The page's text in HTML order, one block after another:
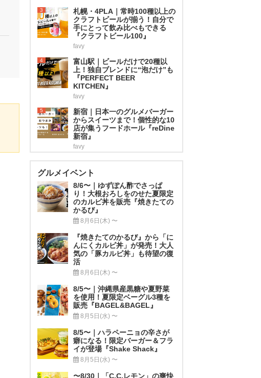
3
札幌・4PLA｜常時100種以上の
クラフトビールが揃う！自分で
手にとって飲み比べもできる
『クラフトビール100』
favy
4
富山駅｜ビールだけで20種以
上！独自ブレンドに“泡だけ”も
『PERFECT BEER
KITCHEN』
favy
5
新宿｜日本一のグルメバーガー
からスイーツまで！個性的な10
店が集うフードホール『reDine
新宿』
favy
グルメイベント
8/6〜｜ゆずぽん酢でさっぱ
り！大根おろしをのせた夏限定
のカルビ丼を販売『焼きたての
かるび』
8月6日(木) 〜
『焼きたてのかるび』から「に
んにくカルビ丼」が発売！大人
気の「豚カルビ丼」も待望の復
活
8月6日(木) 〜
8/5〜｜沖縄県産黒糖や夏野菜
を使用！夏限定ベーグル3種を
販売『BAGEL&BAGEL』
8月5日(水) 〜
8/5〜｜ハラペーニョの辛さが
癖になる！限定バーガー＆フラ
イが登場『Shake Shack』
8月5日(水) 〜
〜8/30｜「C.C.レモン」の爽快